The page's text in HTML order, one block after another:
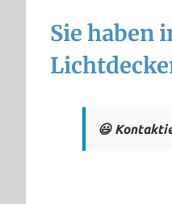
Sie haben
😃